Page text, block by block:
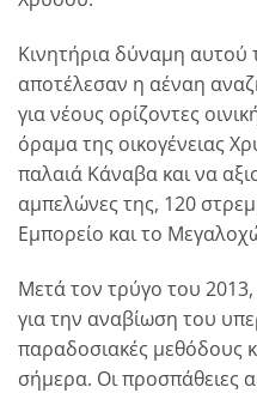
Κινητήρια δύναμη αυτού
αποτέλεσαν η αέναη
για νέους ορίζοντες
όραμα της οικογένειας
παλαιά Κάναβα και να
αμπελώνες της, 120
Εμπορείο και το
Μετά τον τρύγο του 2013,
για την αναβίωση του
παραδοσιακές μεθόδους
σήμερα. Οι προσπάθειες